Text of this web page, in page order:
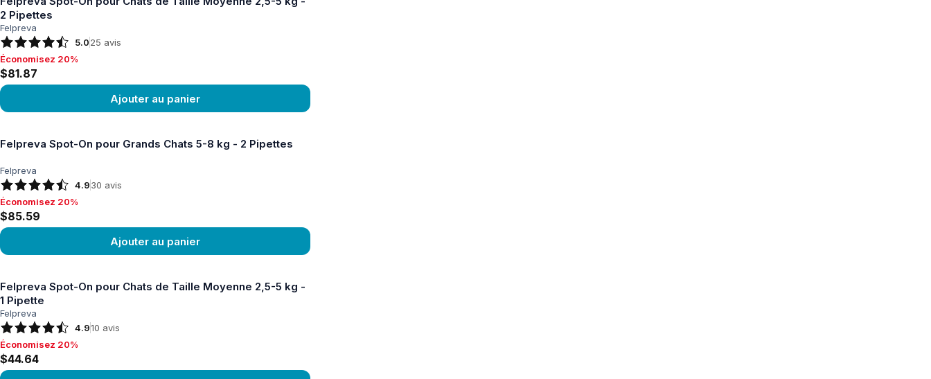
2 Pipettes
Felpreva
5.025 avis
Économisez 20%, $81.87
Économisez 20%
$81.87
Ajouter au panier
Felpreva Spot-On pour Grands Chats 5-8 kg - 2 Pipettes
Felpreva
4.930 avis
Économisez 20%, $85.59
Économisez 20%
$85.59
Ajouter au panier
Felpreva Spot-On pour Chats de Taille Moyenne 2,5-5 kg -
1 Pipette
Felpreva
4.910 avis
Économisez 20%, $44.64
Économisez 20%
$44.64